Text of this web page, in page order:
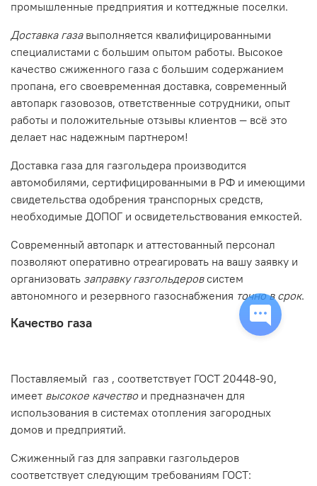
промышленные предприятия и коттеджные поселки.
Доставка газавыполняется квалифицированными
специалистами с большим опытом работы. Высокое
качество сжиженного газа с большим содержанием
пропана, его своевременная доставка, современный
автопарк газовозов, ответственные сотрудники, опыт
работы и положительные отзывы клиентов — всё это
делает нас надежным партнером!
Доставка газа для газгольдера производится
автомобилями, сертифицированными в РФ и имеющими
свидетельства одобрения транспорных средств,
необходимые ДОПОГ и освидетельствования емкостей.
Современный автопарк и аттестованный персонал
позволяют оперативно отреагировать на вашу заявку и
организовать заправку газгольдеровсистем
автономного и резервного газоснабжения точно в срок.
Качество газа
Поставляемый газ , соответствует ГОСТ 20448-90,
имеет высокое качествои предназначен для
использования в системах отопления загородных
домов и предприятий.
Сжиженный газ для заправки газгольдеров
соответствует следующим требованиям ГОСТ: